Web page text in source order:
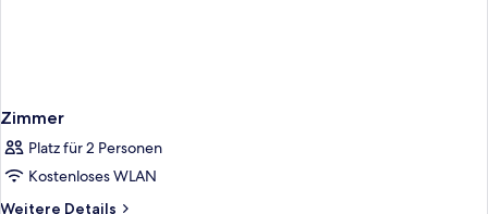
Zimmer
Platz für 2 Personen
Kostenloses WLAN
Weitere Details
Weitere